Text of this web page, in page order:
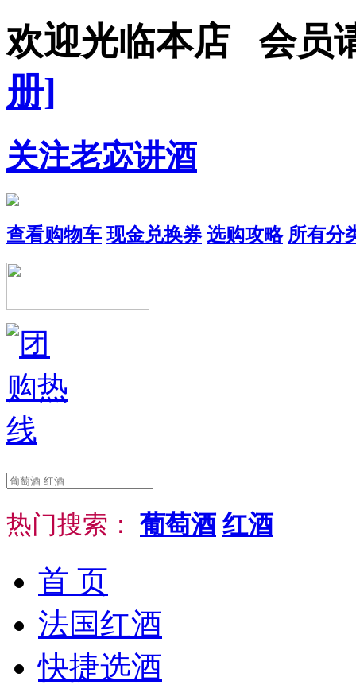
欢迎光临本店 会员
册]
关注老宓讲酒
查看购物车 现金兑换券 选购攻略 所有分
热门搜索： 葡萄酒 红酒
首 页
法国红酒
快捷选酒